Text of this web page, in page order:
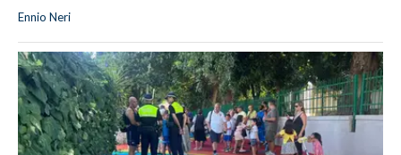
Ennio Neri